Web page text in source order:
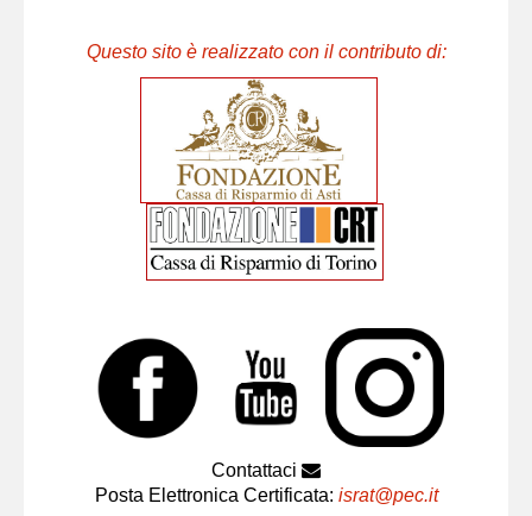
Questo sito è realizzato con il contributo di:
Contattaci
Posta Elettronica Certificata: israt@pec.it